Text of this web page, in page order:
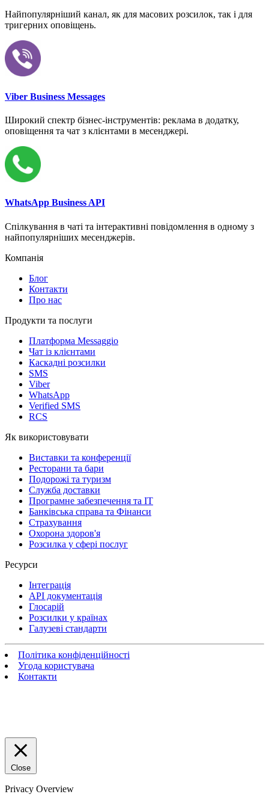
Найпопулярніший канал, як для масових розсилок, так і для
тригерних оповіщень.
Viber Business Messages
Широкий спектр бізнес-інструментів: реклама в додатку,
оповіщення та чат з клієнтами в месенджері.
WhatsApp Business API
Спілкування в чаті та інтерактивні повідомлення в одному з
найпопулярніших месенджерів.
Компанія
Блог
Контакти
Про нас
Продукти та послуги
Платформа Messaggio
Чат із клієнтами
Каскадні розсилки
SMS
Viber
WhatsApp
Verified SMS
RCS
Як використовувати
Виставки та конференції
Ресторани та бари
Подорожі та туризм
Служба доставки
Програмне забезпечення та IT
Банківська справа та Фінанси
Страхування
Охорона здоров'я
Розсилка у сфері послуг
Ресурси
Інтеграція
API документація
Глосарій
Розсилки у країнах
Галузеві стандарти
Політика конфіденційності
Угода користувача
Контакти
Close
Privacy Overview